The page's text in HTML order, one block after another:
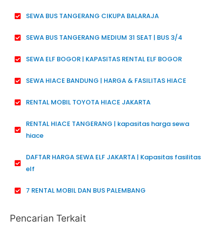
SEWA BUS TANGERANG CIKUPA BALARAJA
SEWA BUS TANGERANG MEDIUM 31 SEAT | BUS 3/4
SEWA ELF BOGOR | KAPASITAS RENTAL ELF BOGOR
SEWA HIACE BANDUNG | HARGA & FASILITAS HIACE
RENTAL MOBIL TOYOTA HIACE JAKARTA
RENTAL HIACE TANGERANG | kapasitas harga sewa
hiace
DAFTAR HARGA SEWA ELF JAKARTA | Kapasitas fasilitas
elf
7 RENTAL MOBIL DAN BUS PALEMBANG
Pencarian Terkait